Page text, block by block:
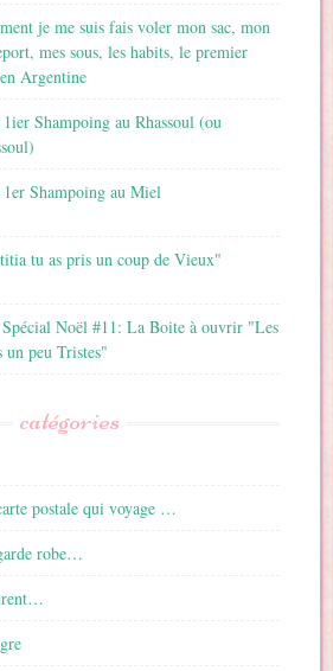
je me suis fais voler mon sac, mon
mes sous, les habits, le premier
Argentine
Shampoing au Rhassoul (ou
Shampoing au Miel
tu as pris un coup de Vieux"
Noël #11: La Boite à ouvrir "Les
un peu Tristes"
catégories
postale qui voyage …
robe…